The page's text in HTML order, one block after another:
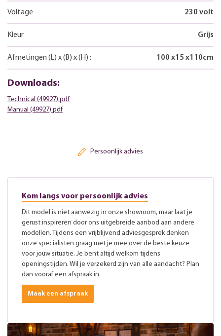
Voltage 230 volt
Kleur Grijs
Afmetingen (L) x(B) x(H) : 100 x15 x110cm
Downloads:
Technical (49927).pdf
Manual (49927).pdf
Persoonlijk advies
Kom langs voor persoonlijk advies
Dit model is niet aanwezig in onze showroom, maar laat je
gerust inspireren door ons uitgebreide aanbod aan andere
modellen. Tijdens een vrijblijvend adviesgesprek denken
onze specialisten graag met je mee over de beste keuze
voor jouw situatie. Je bent altijd welkom tijdens
openingstijden. Wil je verzekerd zijn van alle aandacht? Plan
dan vooraf een afspraak in.
Maak een afspraak